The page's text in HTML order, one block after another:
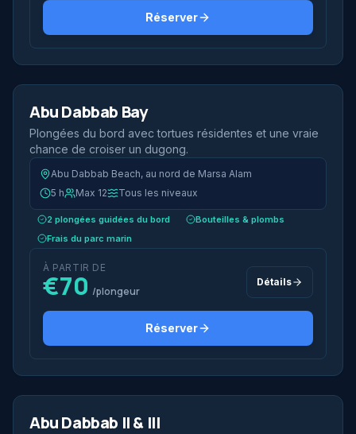
Réserver
Le plus populaire
2 plongées
Abu Dabbab Bay
Plongées du bord avec tortues résidentes et une vraie
chance de croiser un dugong.
Abu Dabbab Beach, au nord de Marsa Alam
5 h
Max 12 Tous les niveaux
2 plongées guidées du bord
Bouteilles & plombs
Frais du parc marin
À PARTIR DE
€70 /plongeur
Détails
Réserver
Bateau rapide
2 plongées
Abu Dabbab II & III